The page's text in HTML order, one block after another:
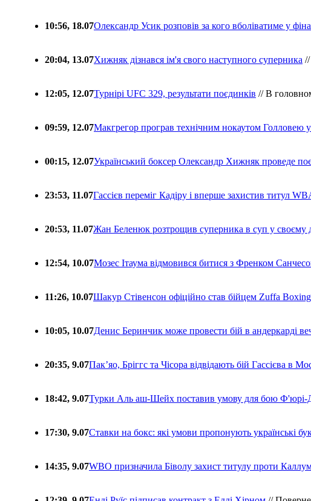
10:56, 18.07Олександр Усик розповів за кого вболіватиме у
20:04, 13.07Хижняк дізнався ім'я свого наступного суперника
12:05, 12.07Турнірі UFC 329, результати поєдинків // В
09:59, 12.07Макгрегор програв технічним нокаутом Голловею
00:15, 12.07Український боксер Олександр Хижняк проведе
23:53, 11.07Гассієв переміг Кадіру і вперше захистив титул
20:53, 11.07Жан Беленюк розтрощив суперника в суп у
12:54, 10.07Мозес Ітаума відмовився битися з Френком
11:26, 10.07Шакур Стівенсон офіційно став бійцем Zuffa Boxing
10:05, 10.07Денис Беринчик може провести бій в андеркарді
20:35, 9.07Пакʼяо, Бріггс та Чісора відвідають бій Гассієва в
18:42, 9.07Турки Аль аш-Шейх поставив умову для бою Ф'юрі-
17:30, 9.07Ставки на бокс: які умови пропонують українські
14:35, 9.07WBO призначила Біволу захист титулу проти